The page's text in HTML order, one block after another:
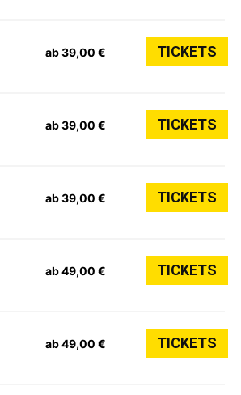
ab 39,00 € TICKETS
ab 39,00 € TICKETS
ab 39,00 € TICKETS
ab 49,00 € TICKETS
ab 49,00 € TICKETS